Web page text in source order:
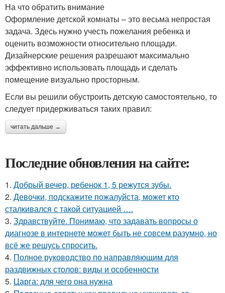
На что обратить внимание
Оформление детской комнаты – это весьма непростая
задача. Здесь нужно учесть пожелания ребенка и
оценить возможности относительно площади.
Дизайнерские решения разрешают максимально
эффективно использовать площадь и сделать
помещение визуально просторным.
Если вы решили обустроить детскую самостоятельно, то
следует придерживаться таких правил:
читать дальше →
Последние обновления на сайте:
1. Добрый вечер, ребенок 1, 5 режутся зубы.
2. Девочки, подскажите пожалуйста, может кто
сталкивался с такой ситуацией ….
3. Здравствуйте. Понимаю, что задавать вопросы о
диагнозе в интернете может быть не совсем разумно, но
всё же решусь спросить.
4. Полное руководство по направляющим для
раздвижных столов: виды и особенности
5. Царга: для чего она нужна